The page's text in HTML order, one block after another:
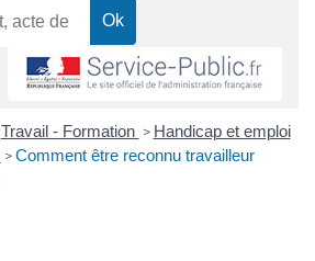
Travail - Formation > Handicap et emploi
> Comment être reconnu travailleur